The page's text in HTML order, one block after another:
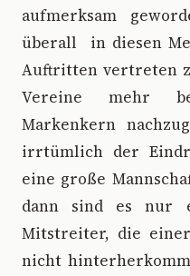
aufmerksam
überall in diesen
Auftritten vertreten
Vereine mehr
Markenkern
irrtümlich der
eine große
dann sind es nur
Mitstreiter, die
nicht